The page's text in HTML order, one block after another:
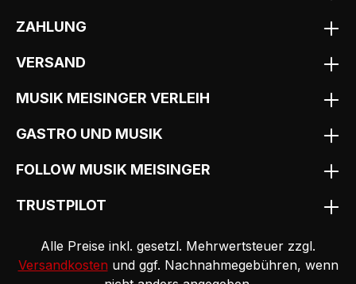
ZAHLUNG
VERSAND
MUSIK MEISINGER VERLEIH
GASTRO UND MUSIK
FOLLOW MUSIK MEISINGER
TRUSTPILOT
Alle Preise inkl. gesetzl. Mehrwertsteuer zzgl.
Versandkosten und ggf. Nachnahmegebühren, wenn